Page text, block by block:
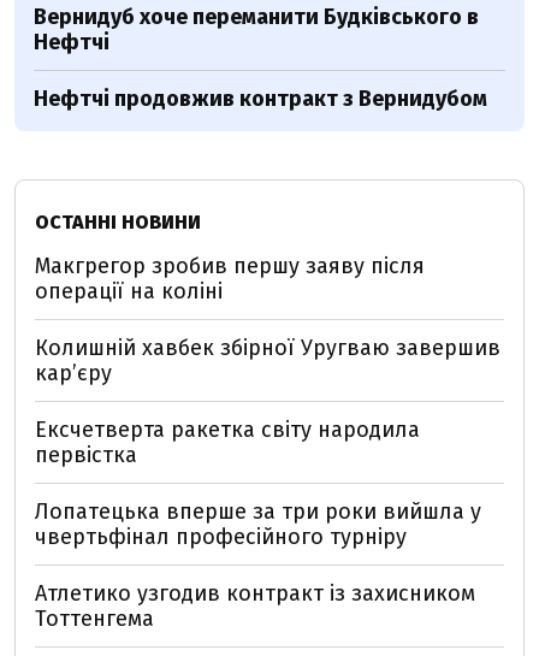
Вернидуб хоче переманити Будківського в
Нефтчі
Нефтчі продовжив контракт з Вернидубом
ОСТАННІ НОВИНИ
Макгрегор зробив першу заяву після
операції на коліні
Колишній хавбек збірної Уругваю завершив
кар’єру
Ексчетверта ракетка світу народила
первістка
Лопатецька вперше за три роки вийшла у
чвертьфінал професійного турніру
Атлетико узгодив контракт із захисником
Тоттенгема